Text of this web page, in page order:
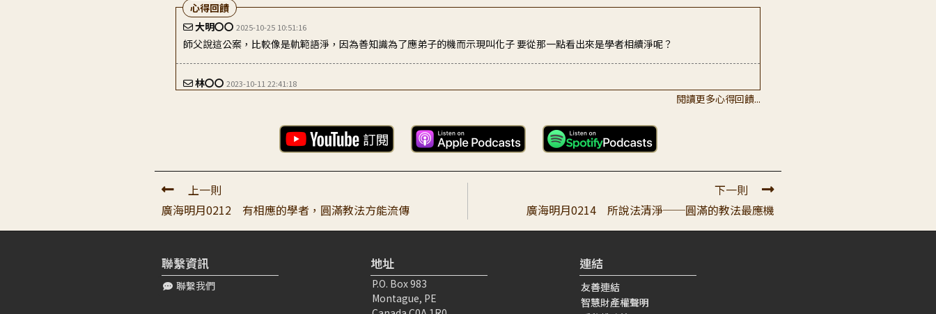
大明〇〇 2025-10-25 10:51:16
師父說這公案，比較像是軌範語淨，因為善知識為了應弟子的機而示現叫化子 要從那一點看出來是學者相續淨呢？
林〇〇 2023-10-11 22:41:18
顶礼老师！ 感恩师父从善知识老师的角度讲「学者相续淨」，还有老师反覆点醒弟子听到这种公案时现起的胆颤心惊，提策弟子向内
心得回饋
閱讀更多心得回饋...
上一則
廣海明月0212 有相應的學者，圓滿教法方能流傳
下一則
廣海明月0214 所說法清淨──圓滿的教法最應機
聯繫資訊
聯繫我們
地址
P.O. Box 983
Montague, PE
連結
友善連結
智慧財產權聲明